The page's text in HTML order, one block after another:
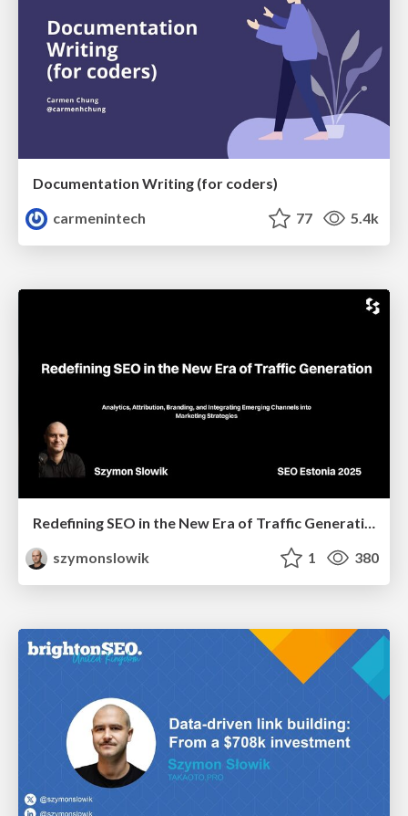
Documentation Writing (for coders)
carmenintech
77 5.4k
Redefining SEO in the New Era of Traffic Generation
szymonslowik
1 380